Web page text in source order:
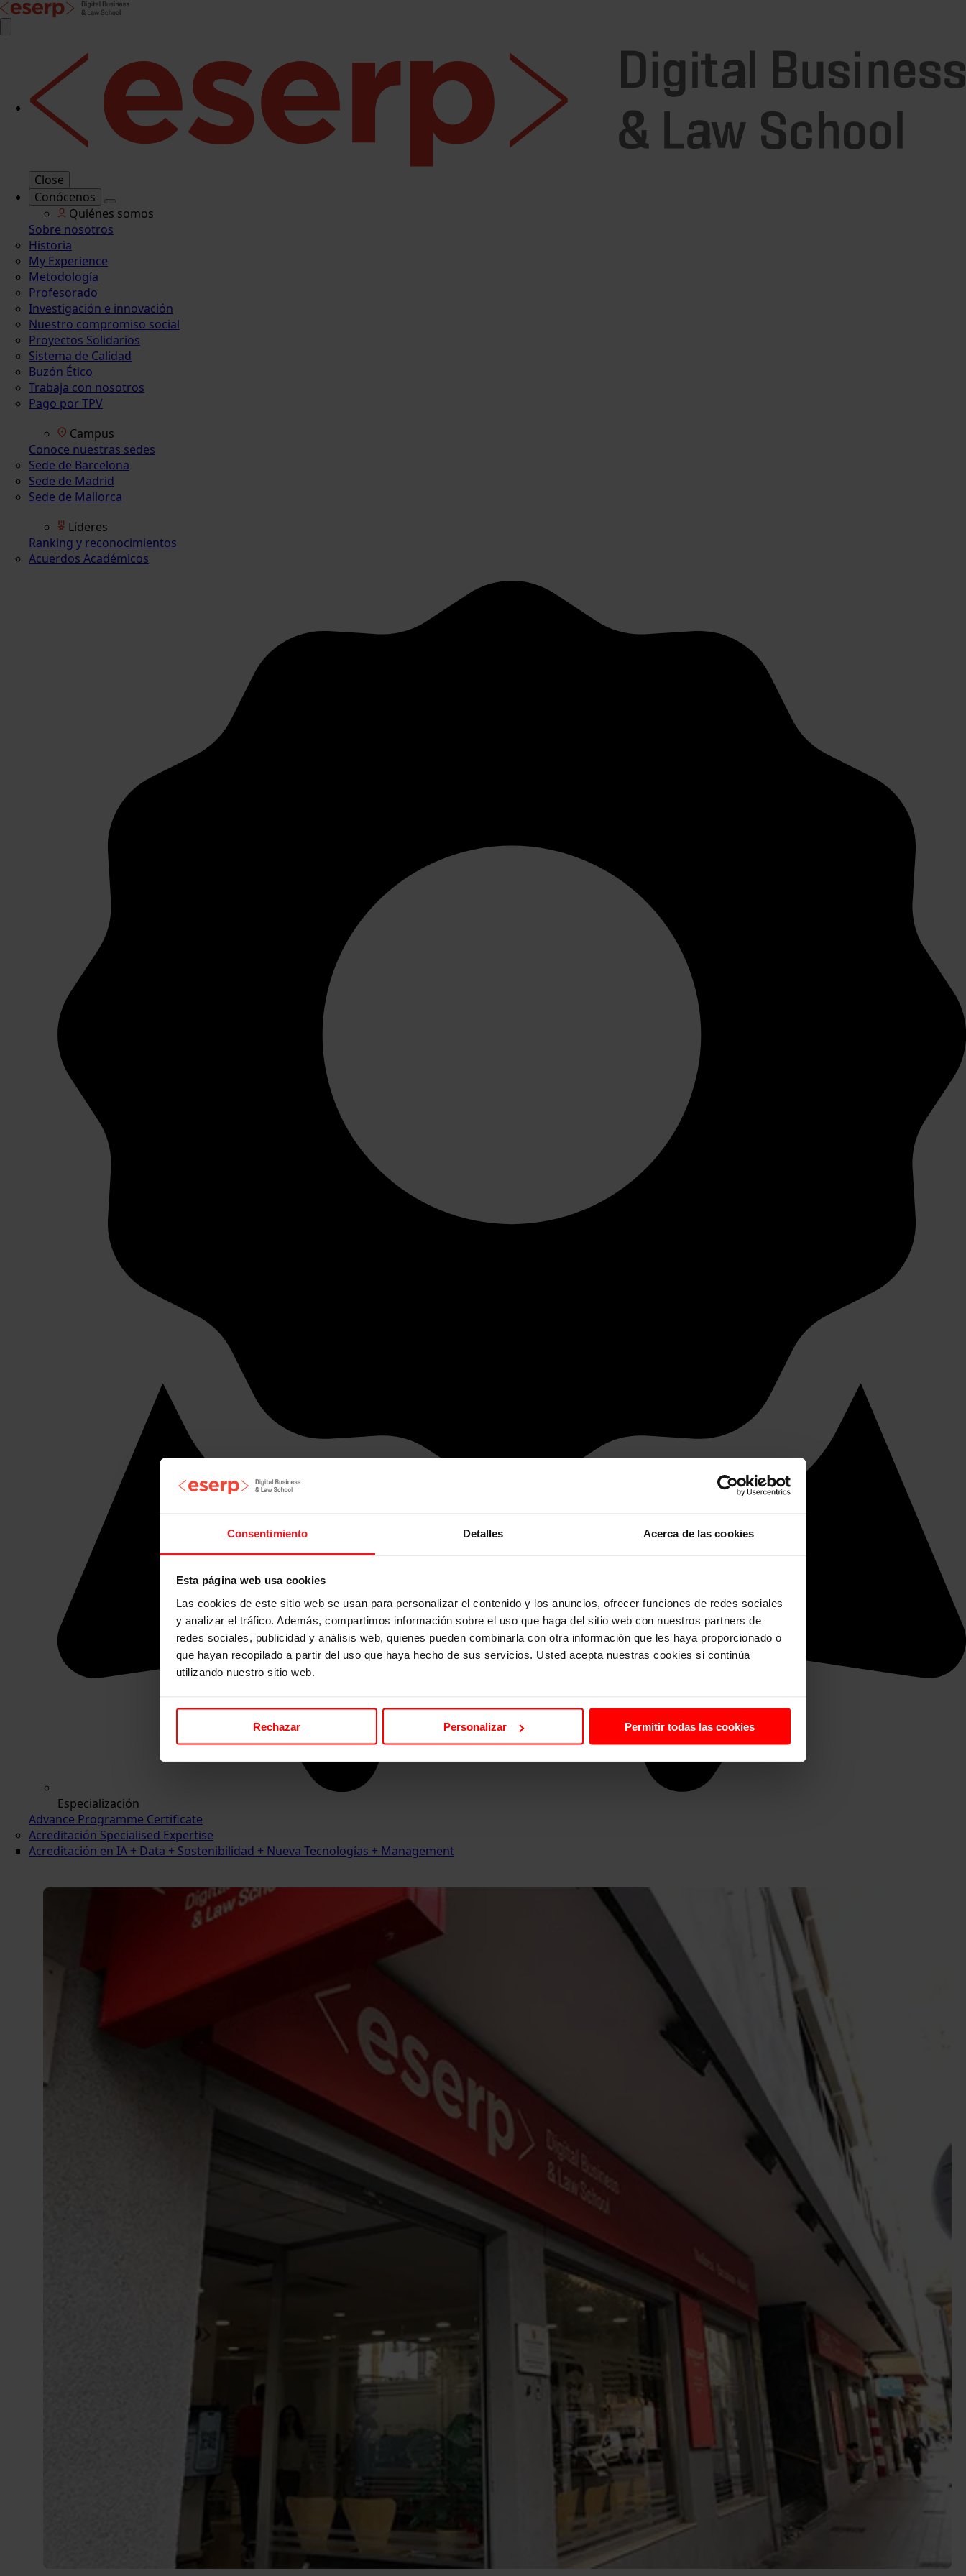
Consentimiento Detalles Acerca de las cookies
Esta página web usa cookies
Las cookies de este sitio web se usan para personalizar el contenido y los anuncios, ofrecer funciones de redes sociales
y analizar el tráfico. Además, compartimos información sobre el uso que haga del sitio web con nuestros partners de
redes sociales, publicidad y análisis web, quienes pueden combinarla con otra información que les haya proporcionado o
que hayan recopilado a partir del uso que haya hecho de sus servicios. Usted acepta nuestras cookies si continúa
utilizando nuestro sitio web.
Rechazar Personalizar Permitir todas las cookies
Close
Conócenos
Quiénes somos
Sobre nosotros
Historia
My Experience
Metodología
Profesorado
Investigación e innovación
Nuestro compromiso social
Proyectos Solidarios
Sistema de Calidad
Buzón Ético
Trabaja con nosotros
Pago por TPV
Campus
Conoce nuestras sedes
Sede de Barcelona
Sede de Madrid
Sede de Mallorca
Líderes
Ranking y reconocimientos
Acuerdos Académicos
Especialización
Advance Programme Certificate
Acreditación Specialised Expertise
Acreditación en IA + Data + Sostenibilidad + Nueva Tecnologías + Management